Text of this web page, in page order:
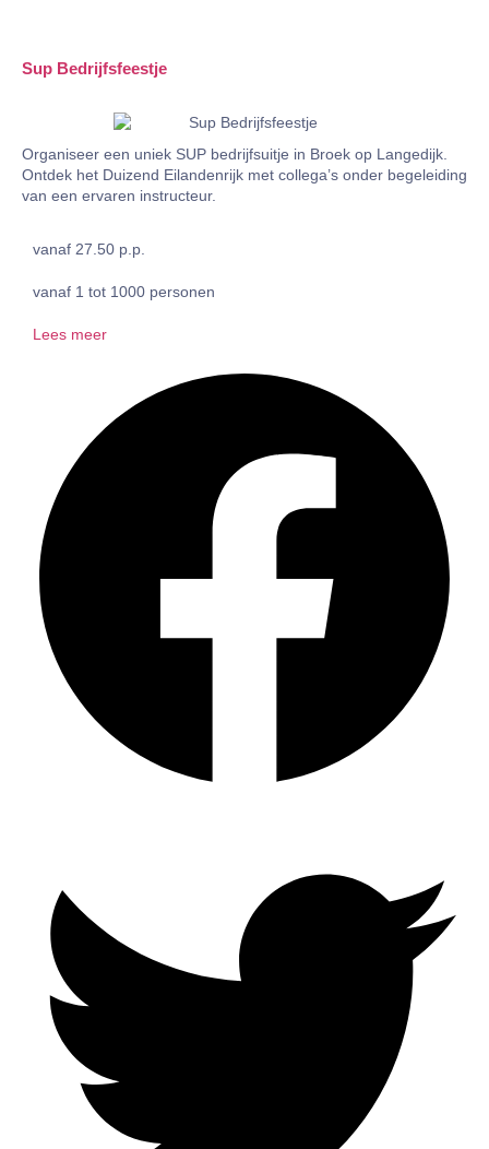
Sup Bedrijfsfeestje
Organiseer een uniek SUP bedrijfsuitje in Broek op Langedijk.
Ontdek het Duizend Eilandenrijk met collega’s onder begeleiding
van een ervaren instructeur.
vanaf 27.50 p.p.
vanaf 1 tot 1000 personen
Lees meer